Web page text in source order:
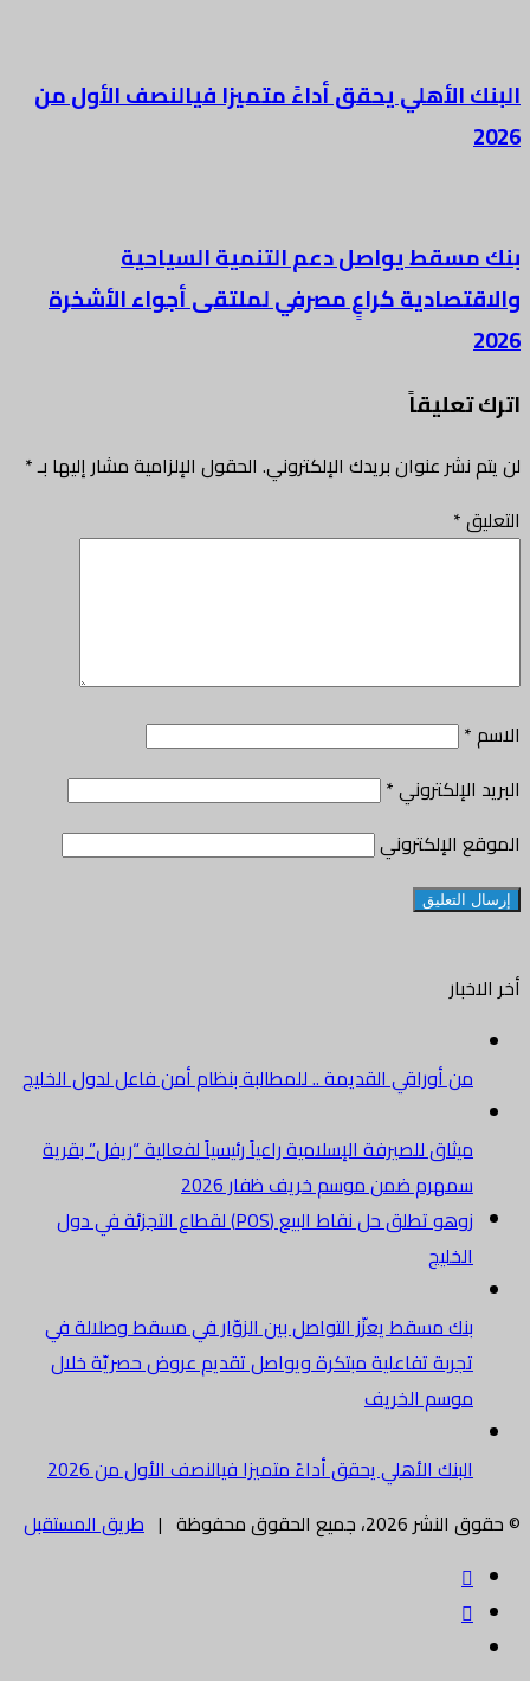
البنك الأهلي يحقق أداءً متميزا فيالنصف الأول من
2026
بنك مسقط يواصل دعم التنمية السياحية
والاقتصادية كراعٍ مصرفي لملتقى أجواء الأشخرة
2026
اترك تعليقاً
لن يتم نشر عنوان بريدك الإلكتروني. الحقول الإلزامية مشار إليها بـ*
التعليق*
الاسم*
البريد الإلكتروني*
الموقع الإلكتروني
أخر الاخبار
من أوراقي القديمة .. للمطالبة بنظام أمن فاعل لدول الخليج
ميثاق للصيرفة الإسلامية راعياً رئيسياً لفعالية “ريفل” بقرية
سمهرم ضمن موسم خريف ظفار 2026
زوهو تطلق حل نقاط البيع (POS) لقطاع التجزئة في دول
الخليج
بنك مسقط يعزّز التواصل بين الزوّار في مسقط وصلالة في
تجربة تفاعلية مبتكرة ويواصل تقديم عروض حصريّة خلال
موسم الخريف
البنك الأهلي يحقق أداءً متميزا فيالنصف الأول من 2026
© حقوق النشر 2026، جميع الحقوق محفوظة |
طريق المستقبل